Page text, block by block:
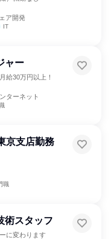
ア開発
IT
ャー
給30万円以上！
ターネット
京支店勤務
職
スタッフ
に変わります